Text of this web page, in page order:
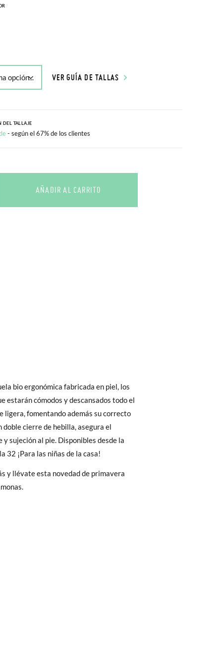
VER GUÍA DE TALLAS
DEL TALLAJE
- según el 67% de los clientes
AÑADIR AL CARRITO
bio ergonómica fabricada en piel, los
estarán cómodos y descansados todo el
ligera, fomentando además su correcto
doble cierre de hebilla, asegura el
sujeción al pie. Disponibles desde la
32 ¡Para las niñas de la casa!
y llévate esta novedad de primavera
son GRATIS y puedes realizarlos
acelerar el envío, puedes por muy
precio final será el de los zapatos que
Cambios & Devolucionesde nuestra web
de todo: te mandaremos otra
no con la suela por fuera.
30 31 32 33 34